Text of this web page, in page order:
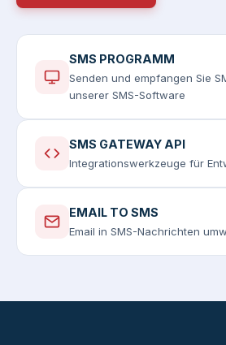
SMS PROGRAMM
Senden und empfangen Sie
unserer SMS-Software
SMS GATEWAY API
Integrationswerkzeuge für
EMAIL TO SMS
Email in SMS-Nachrichten